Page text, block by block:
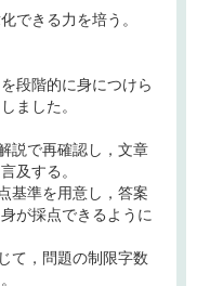
できる力を培う。
段階的に身につけら
ました。
説で再確認し，文章
及する。
基準を用意し，答案
が採点できるように
て，問題の制限字数